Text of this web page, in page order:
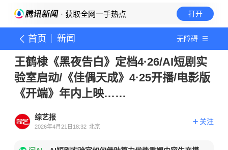
· 获取全网一手热点 打开
首页 新闻 无障碍
王鹤棣《黑夜告白》定档4·26/AI短剧实
验室启动/《佳偶天成》4·25开播/电影版
《开端》年内上映……
综艺报
2026年4月21日18:32 北京
关注